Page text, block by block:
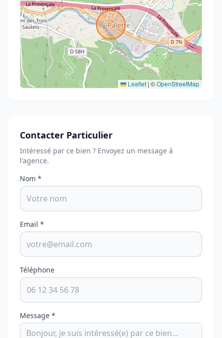
Leaflet | ©OpenStreetMap
Contacter Particulier
Intéressé par ce bien ? Envoyez un message à
l'agence.
Nom *
Email *
Téléphone
Message *